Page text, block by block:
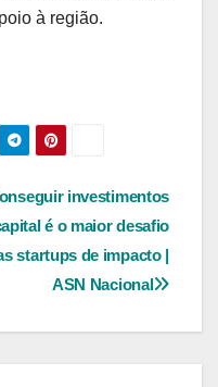
à região.
investimentos
é o maior desafio
startups de impacto |
ASN Nacional